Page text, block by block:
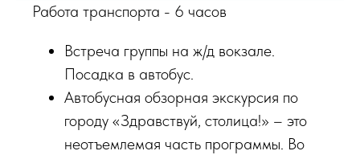
Работа транспорта - 6 часов
Встреча группы на ж/д вокзале.
Посадка в автобус.
Автобусная обзорная экскурсия по
городу «Здравствуй, столица!» – это
неотъемлемая часть программы. Во